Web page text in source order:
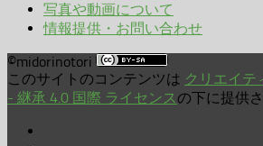
写真や動画について
情報提供・お問い合わせ
©midorinotori
このサイトのコンテンツは クリエイテ
- 継承 4.0 国際 ライセンスの下に提供